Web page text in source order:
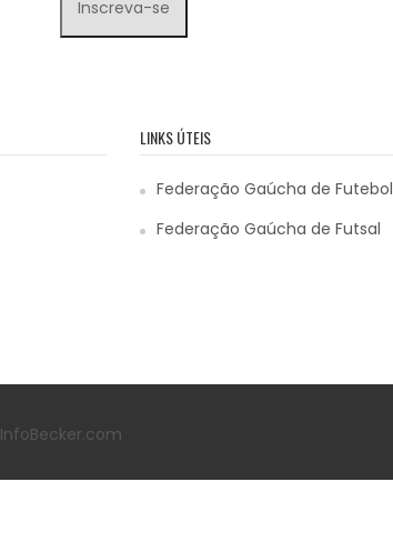
LINKS ÚTEIS
Federação Gaúcha de Futebol
Federação Gaúcha de Futsal
InfoBecker.com